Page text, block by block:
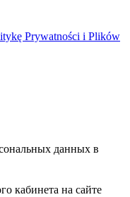
Prywatności i Plików
данных в
кабинета на сайте